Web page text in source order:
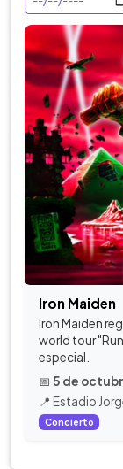
Iron Maiden
Iron Maiden
world tour
especial.
📅 5 de
📍 Estadio
Concierto